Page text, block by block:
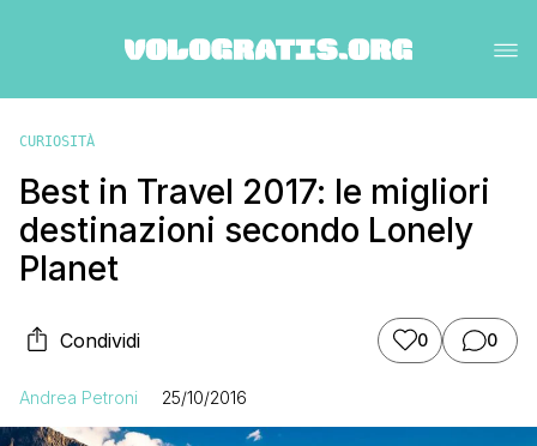
CURIOSITÀ
Best in Travel 2017: le migliori
destinazioni secondo Lonely
Planet
Condividi 0 0
Andrea Petroni 25/10/2016